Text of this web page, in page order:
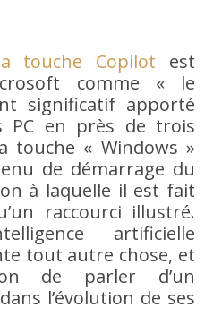
touche Copilot est
comme « le
significatif apporté
PC en près de trois
touche « Windows »
de démarrage du
à laquelle il est fait
raccourci illustré.
artificielle
tout autre chose, et
de parler d’un
l’évolution de ses